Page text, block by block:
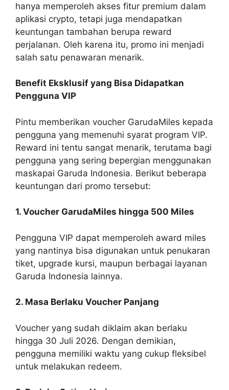
hanya memperoleh akses fitur premium dalam
aplikasi crypto, tetapi juga mendapatkan
keuntungan tambahan berupa reward
perjalanan. Oleh karena itu, promo ini menjadi
salah satu penawaran menarik.
Benefit Eksklusif yang Bisa Didapatkan
Pengguna VIP
Pintu memberikan voucher GarudaMiles kepada
pengguna yang memenuhi syarat program VIP.
Reward ini tentu sangat menarik, terutama bagi
pengguna yang sering bepergian menggunakan
maskapai Garuda Indonesia. Berikut beberapa
keuntungan dari promo tersebut:
1. Voucher GarudaMiles hingga 500 Miles
Pengguna VIP dapat memperoleh award miles
yang nantinya bisa digunakan untuk penukaran
tiket, upgrade kursi, maupun berbagai layanan
Garuda Indonesia lainnya.
2. Masa Berlaku Voucher Panjang
Voucher yang sudah diklaim akan berlaku
hingga 30 Juli 2026. Dengan demikian,
pengguna memiliki waktu yang cukup fleksibel
untuk melakukan redeem.